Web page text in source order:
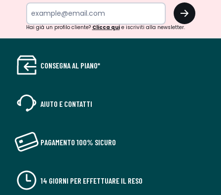
OK
Hai già un profilo cliente? Clicca quie iscriviti alla newsletter.
CONSEGNA AL PIANO*
AIUTO E CONTATTI
PAGAMENTO 100% SICURO
14 GIORNI PER EFFETTUARE IL RESO